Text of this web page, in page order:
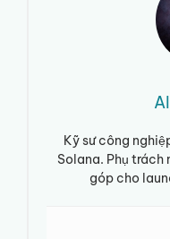
Kỹ sư công
Solana. Phụ
góp cho